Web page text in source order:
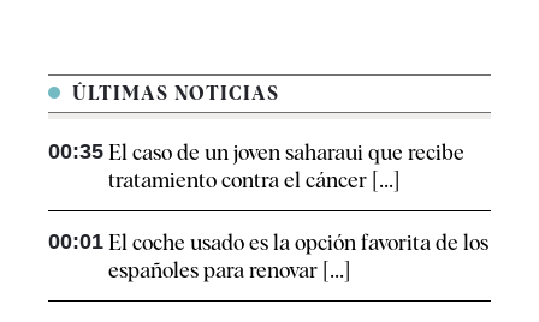
ÚLTIMAS NOTICIAS
00:35 El caso de un joven saharaui que recibe
tratamiento contra el cáncer [...]
00:01 El coche usado es la opción favorita de los
españoles para renovar [...]